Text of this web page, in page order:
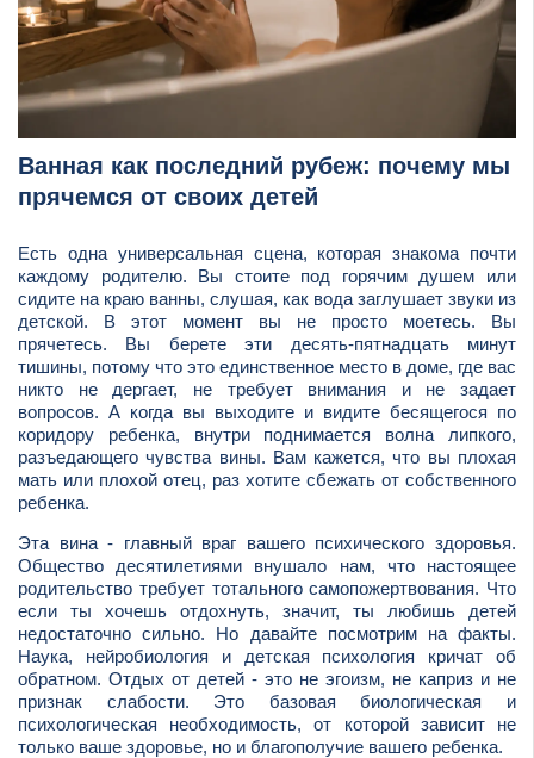
Ванная как последний рубеж: почему мы
прячемся от своих детей
Есть одна универсальная сцена, которая знакома почти
каждому родителю. Вы стоите под горячим душем или
сидите на краю ванны, слушая, как вода заглушает звуки из
детской. В этот момент вы не просто моетесь. Вы
прячетесь. Вы берете эти десять-пятнадцать минут
тишины, потому что это единственное место в доме, где вас
никто не дергает, не требует внимания и не задает
вопросов. А когда вы выходите и видите бесящегося по
коридору ребенка, внутри поднимается волна липкого,
разъедающего чувства вины. Вам кажется, что вы плохая
мать или плохой отец, раз хотите сбежать от собственного
ребенка.
Эта вина - главный враг вашего психического здоровья.
Общество десятилетиями внушало нам, что настоящее
родительство требует тотального самопожертвования. Что
если ты хочешь отдохнуть, значит, ты любишь детей
недостаточно сильно. Но давайте посмотрим на факты.
Наука, нейробиология и детская психология кричат об
обратном. Отдых от детей - это не эгоизм, не каприз и не
признак слабости. Это базовая биологическая и
психологическая необходимость, от которой зависит не
только ваше здоровье, но и благополучие вашего ребенка.